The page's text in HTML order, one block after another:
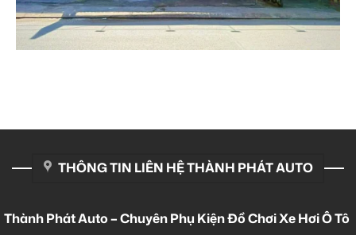
THÔNG TIN LIÊN HỆ THÀNH PHÁT AUTO
Thành Phát Auto – Chuyên Phụ Kiện Đồ Chơi Xe Hơi Ô Tô